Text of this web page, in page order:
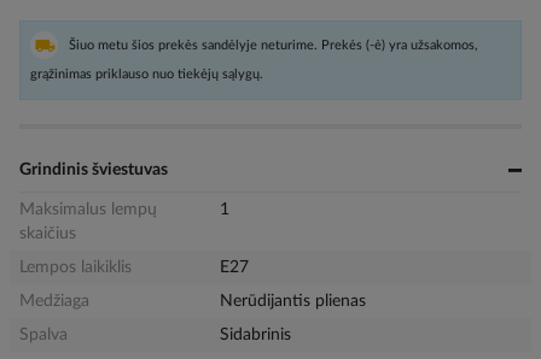
Šiuo metu šios prekės sandėlyje neturime. Prekės (-ė) yra užsakomos,
grąžinimas priklauso nuo tiekėjų sąlygų.
Grindinis šviestuvas
Maksimalus lempų
skaičius
1
Lempos laikiklis
E27
Medžiaga
Nerūdijantis plienas
Spalva
Sidabrinis